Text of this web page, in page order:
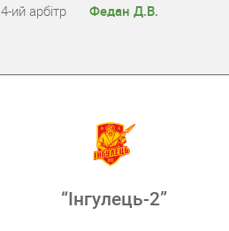
4-ий арбітр
Федан Д.В.
“Інгулець-2”